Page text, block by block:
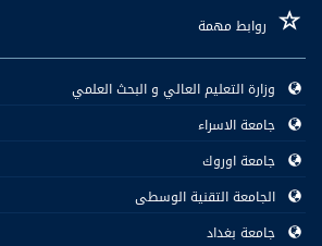
روابط مهمة
وزارة التعليم العالي و البحث العلمي
جامعة الاسراء
جامعة اوروك
الجامعة التقنية الوسطى
جامعة بغداد